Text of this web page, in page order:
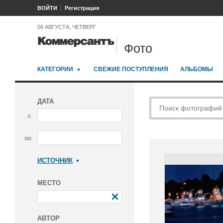
ВОЙТИ Регистрация
06 АВГУСТА, ЧЕТВЕРГ
Фото
КАТЕГОРИИ СВЕЖИЕ ПОСТУПЛЕНИЯ АЛЬБОМЫ
ДАТА
с
по
ИСТОЧНИК
МЕСТО
АВТОР